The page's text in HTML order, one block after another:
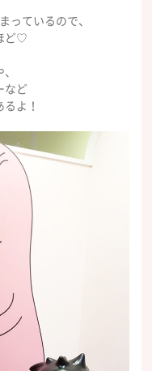
っているので、
ど♡
など
よ！